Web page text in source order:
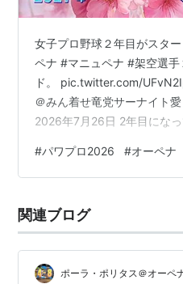
女子プロ野球２年目がスタ
ペナ #マニュペナ #架空選
ド。 pic.twitter.com/
＠みん着せ竜党サーナイト
2026年7月26日 2年目にな
人を放出して獲得した。 #
ニュペナ #架空選手２年目
pic.twitter.com/TsfyJiVPlz —
#パワプロ2026 #オーペナ
関連ブログ
ポーラ・ポリタス＠オーペ